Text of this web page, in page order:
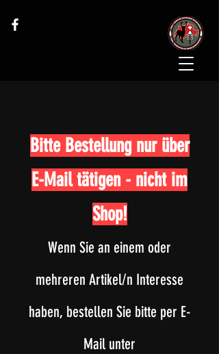
Bitte Bestellung nur über
E-Mail tätigen - nicht im
Shop!
Wenn Sie an einem oder
mehreren Artikel/n Interesse
haben, bestellen Sie bitte per E-
Mail unter